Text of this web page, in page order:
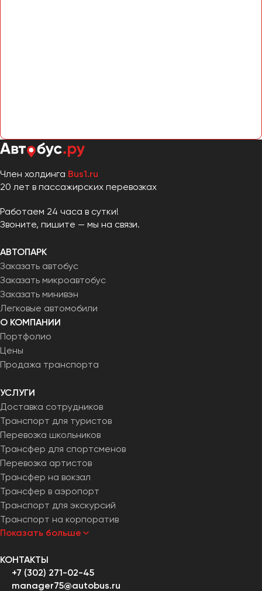
Член холдинга Bus1.ru
20 лет в пассажирских перевозках
Работаем 24 часа в сутки!
Звоните, пишите — мы на связи.
АВТОПАРК
Заказать автобус
Заказать микроавтобус
Заказать минивэн
Легковые автомобили
О КОМПАНИИ
Портфолио
Цены
Продажа транспорта
УСЛУГИ
Доставка сотрудников
Транспорт для туристов
Перевозка школьников
Трансфер для спортсменов
Перевозка артистов
Трансфер на вокзал
Трансфер в аэропорт
Транспорт для экскурсий
Транспорт на корпоратив
Показать больше
КОНТАКТЫ
+7 (302) 271-02-45
manager75@autobus.ru
Ялта